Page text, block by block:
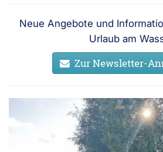
Neue Angebote und
Urlaub am
Zur Newsletter-